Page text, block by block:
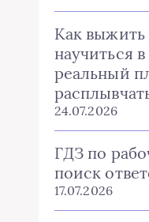
Как выжить
научиться
реальный
24.07.2026
ГДЗ по
поиск
17.07.2026